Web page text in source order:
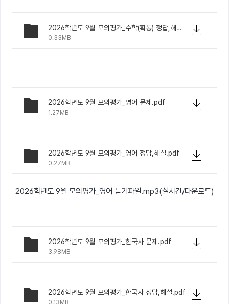
2026학년도 9월 모의평가_수학(확통) 정답,해설.pdf
0.33MB
2026학년도 9월 모의평가_영어 문제.pdf
1.27MB
2026학년도 9월 모의평가_영어 정답,해설.pdf
0.27MB
2026학년도 9월 모의평가_영어 듣기파일.mp3(실시간/다운로드)
2026학년도 9월 모의평가_한국사 문제.pdf
3.98MB
2026학년도 9월 모의평가_한국사 정답,해설.pdf
0.13MB